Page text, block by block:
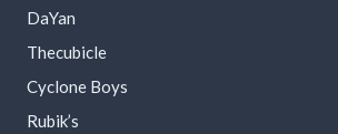
DaYan
Thecubicle
Cyclone Boys
Rubik’s